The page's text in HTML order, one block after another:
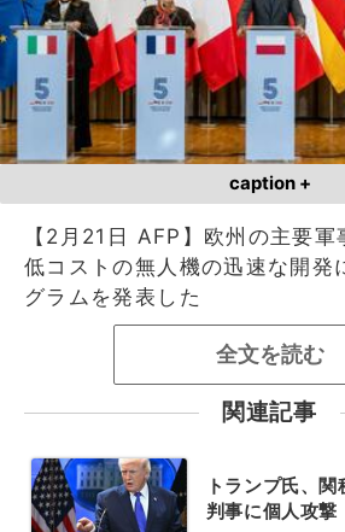
caption +
【2月21日 AFP】欧州の主要軍
低コストの無人機の迅速な開発
グラムを発表した
全文を読む
関連記事
トランプ氏、
判事に個人攻撃